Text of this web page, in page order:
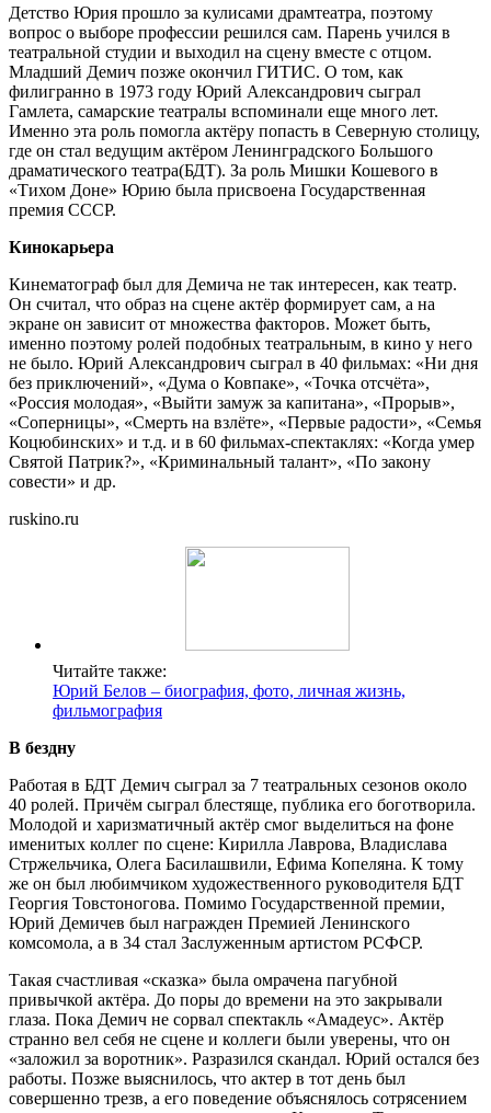
Детство Юрия прошло за кулисами драмтеатра, поэтому
вопрос о выборе профессии решился сам. Парень учился в
театральной студии и выходил на сцену вместе с отцом.
Младший Демич позже окончил ГИТИС. О том, как
филигранно в 1973 году Юрий Александрович сыграл
Гамлета, самарские театралы вспоминали еще много лет.
Именно эта роль помогла актёру попасть в Северную столицу,
где он стал ведущим актёром Ленинградского Большого
драматического театра(БДТ). За роль Мишки Кошевого в
«Тихом Доне» Юрию была присвоена Государственная
премия СССР.
Кинокарьера
Кинематограф был для Демича не так интересен, как театр.
Он считал, что образ на сцене актёр формирует сам, а на
экране он зависит от множества факторов. Может быть,
именно поэтому ролей подобных театральным, в кино у него
не было. Юрий Александрович сыграл в 40 фильмах: «Ни дня
без приключений», «Дума о Ковпаке», «Точка отсчёта»,
«Россия молодая», «Выйти замуж за капитана», «Прорыв»,
«Соперницы», «Смерть на взлёте», «Первые радости», «Семья
Коцюбинских» и т.д. и в 60 фильмах-спектаклях: «Когда умер
Святой Патрик?», «Криминальный талант», «По закону
совести» и др.
ruskino.ru
Читайте также:
Юрий Белов – биография, фото, личная жизнь,
фильмография
В бездну
Работая в БДТ Демич сыграл за 7 театральных сезонов около
40 ролей. Причём сыграл блестяще, публика его боготворила.
Молодой и харизматичный актёр смог выделиться на фоне
именитых коллег по сцене: Кирилла Лаврова, Владислава
Стржельчика, Олега Басилашвили, Ефима Копеляна. К тому
же он был любимчиком художественного руководителя БДТ
Георгия Товстоногова. Помимо Государственной премии,
Юрий Демичев был награжден Премией Ленинского
комсомола, а в 34 стал Заслуженным артистом РСФСР.
Такая счастливая «сказка» была омрачена пагубной
привычкой актёра. До поры до времени на это закрывали
глаза. Пока Демич не сорвал спектакль «Амадеус». Актёр
странно вел себя не сцене и коллеги были уверены, что он
«заложил за воротник». Разразился скандал. Юрий остался без
работы. Позже выяснилось, что актер в тот день был
совершенно трезв, а его поведение объяснялось сотрясением